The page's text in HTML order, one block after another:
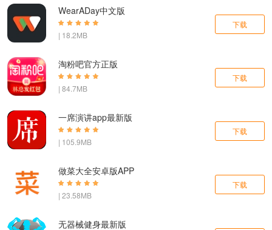
WearADay中文版
| 18.2MB
下载
淘粉吧官方正版
| 84.7MB
下载
一席演讲app最新版
| 105.9MB
下载
做菜大全安卓版APP
| 23.58MB
下载
无器械健身最新版